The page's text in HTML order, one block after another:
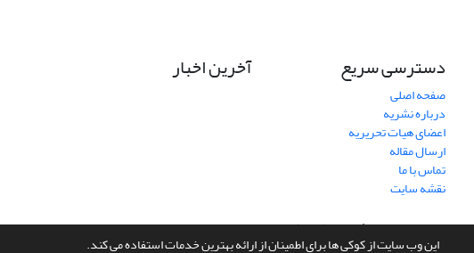
این وب سایت از کوکی ها برای اطمینان از ارائه بهترین خدمات استفاده می کند.
دسترسی سریع
صفحه اصلی
درباره نشریه
اعضای هیات تحریریه
ارسال مقاله
تماس با ما
نقشه سایت
آخرین اخبار
سامانه مدیریت نشریات علمی.طراحی و پیاده سازی ازسیناوب